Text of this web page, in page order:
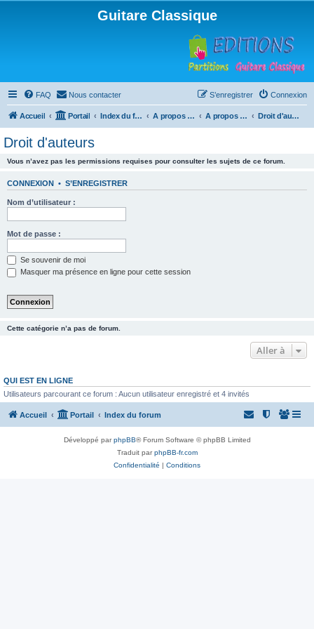
Guitare Classique
FAQ Nous contacter Connexion
S’enregistrer
Accueil Portail Index du forum A propos du forum A propos du forum Droit d'auteurs
Droit d'auteurs
Vous n’avez pas les permissions requises pour consulter les sujets de ce forum.
CONNEXION • S’ENREGISTRER
Nom d’utilisateur :
Mot de passe :
Se souvenir de moi
Masquer ma présence en ligne pour cette session
Cette catégorie n’a pas de forum.
Aller à
QUI EST EN LIGNE
Utilisateurs parcourant ce forum : Aucun utilisateur enregistré et 4 invités
Accueil Portail Index du forum
Développé parphpBB® Forum Software © phpBB Limited
Traduit parphpBB-fr.com
Confidentialité | Conditions